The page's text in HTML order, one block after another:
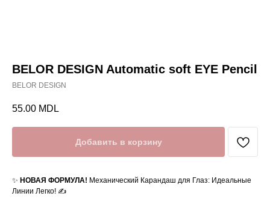
BELOR DESIGN Automatic soft EYE Pencil
BELOR DESIGN
55.00 MDL
Добавить в корзину
✨ НОВАЯ ФОРМУЛА! Механический Карандаш для Глаз: Идеальные
Линии Легко! ✍️